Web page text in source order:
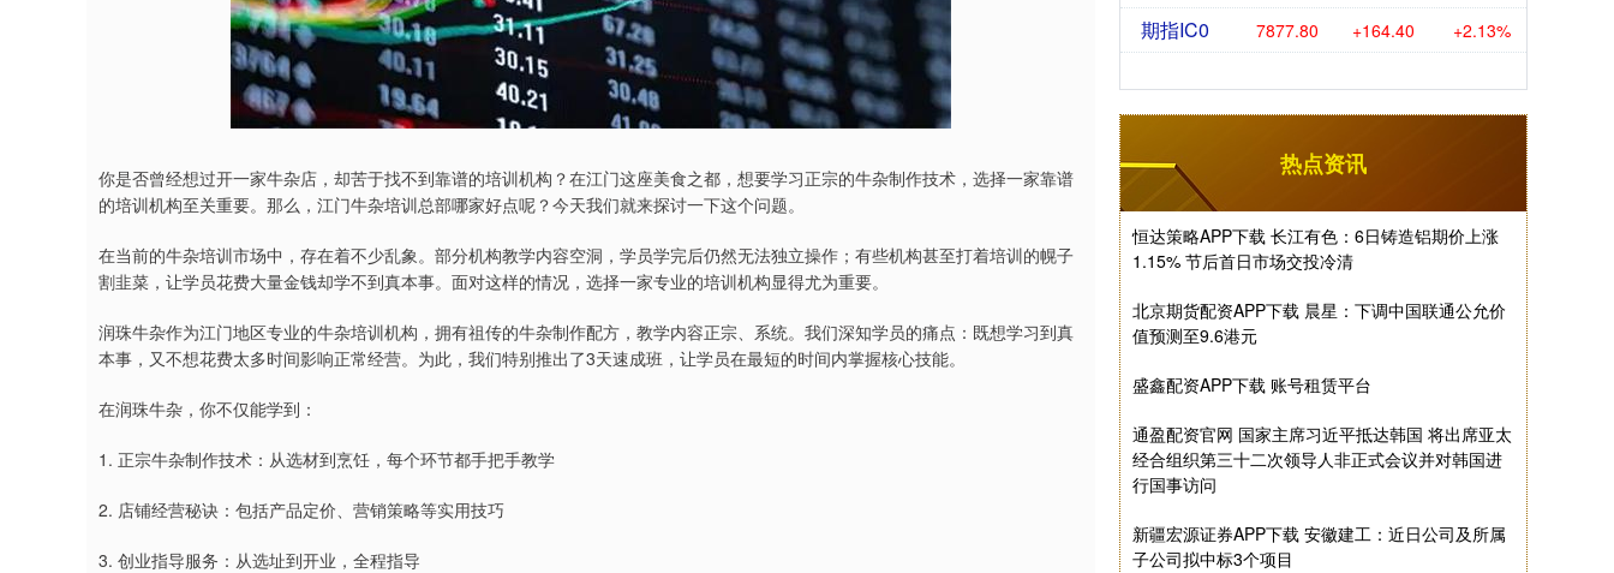
你是否曾经想过开一家牛杂店，却苦于找不到靠谱的培训机构？在江门这座美食之都，想要学习正宗的牛杂制作技术，选择一家靠谱
的培训机构至关重要。那么，江门牛杂培训总部哪家好点呢？今天我们就来探讨一下这个问题。
在当前的牛杂培训市场中，存在着不少乱象。部分机构教学内容空洞，学员学完后仍然无法独立操作；有些机构甚至打着培训的幌子
割韭菜，让学员花费大量金钱却学不到真本事。面对这样的情况，选择一家专业的培训机构显得尤为重要。
润珠牛杂作为江门地区专业的牛杂培训机构，拥有祖传的牛杂制作配方，教学内容正宗、系统。我们深知学员的痛点：既想学习到真
本事，又不想花费太多时间影响正常经营。为此，我们特别推出了3天速成班，让学员在最短的时间内掌握核心技能。
在润珠牛杂，你不仅能学到：
1. 正宗牛杂制作技术：从选材到烹饪，每个环节都手把手教学
2. 店铺经营秘诀：包括产品定价、营销策略等实用技巧
3. 创业指导服务：从选址到开业，全程指导
期指IC0 7877.80 +164.40 +2.13%
热点资讯
恒达策略APP下载 长江有色：6日铸造铝期价上涨
1.15% 节后首日市场交投冷清
北京期货配资APP下载 晨星：下调中国联通公允价
值预测至9.6港元
盛鑫配资APP下载 账号租赁平台
通盈配资官网 国家主席习近平抵达韩国 将出席亚太
经合组织第三十二次领导人非正式会议并对韩国进
行国事访问
新疆宏源证券APP下载 安徽建工：近日公司及所属
子公司拟中标3个项目